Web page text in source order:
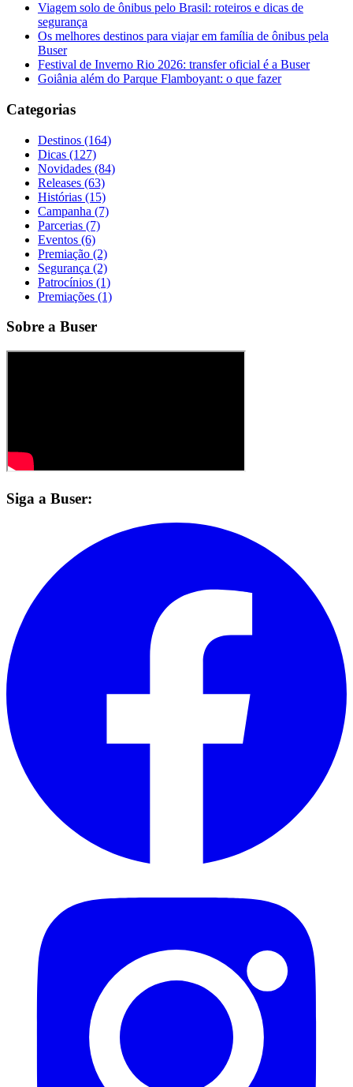
Viagem solo de ônibus pelo Brasil: roteiros e dicas de
segurança
Os melhores destinos para viajar em família de ônibus pela
Buser
Festival de Inverno Rio 2026: transfer oficial é a Buser
Goiânia além do Parque Flamboyant: o que fazer
Categorias
Destinos (164)
Dicas (127)
Novidades (84)
Releases (63)
Histórias (15)
Campanha (7)
Parcerias (7)
Eventos (6)
Premiação (2)
Segurança (2)
Patrocínios (1)
Premiações (1)
Sobre a Buser
Siga a Buser: